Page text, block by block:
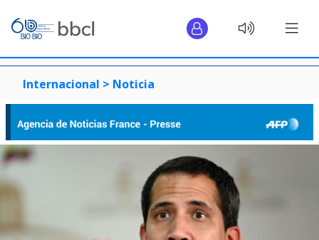
Internacional > Noticia